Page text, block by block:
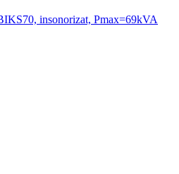
insonorizat, Pmax=69kVA